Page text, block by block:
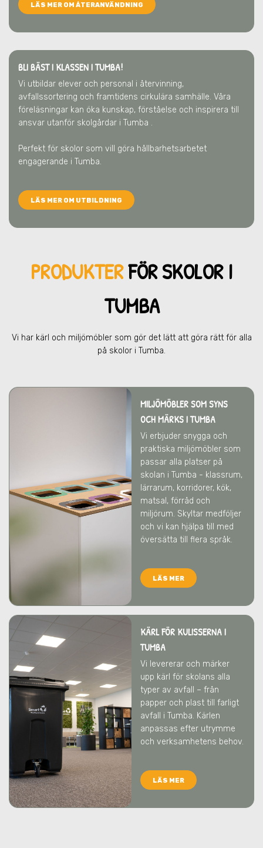
LÄS MER OM ÅTERANVÄNDNING
BLI BÄST I KLASSEN I TUMBA!
Vi utbildar elever och personal i återvinning,
avfallssortering och framtidens cirkulära samhälle. Våra
föreläsningar kan öka kunskap, förståelse och inspirera till
ansvar utanför skolgårdar i Tumba .
Perfekt för skolor som vill göra hållbarhetsarbetet
engagerande i Tumba.
LÄS MER OM UTBILDNING
PRODUKTERFÖR SKOLOR I
TUMBA
Vi har kärl och miljömöbler som gör det lätt att göra rätt för alla
på skolor i Tumba.
MILJÖMÖBLER SOM SYNS
OCH MÄRKSI TUMBA
Vi erbjuder snygga och
praktiska miljömöbler som
passar alla platser på
skolan i Tumba - klassrum,
lärrarum, korridorer, kök,
matsal, förråd och
miljörum. Skyltar medföljer
och vi kan hjälpa till med
översätta till flera språk.
LÄS MER
KÄRL FÖR KULISSERNA I
TUMBA
Vi levererar och märker
upp kärl för skolans alla
typer av avfall – från
papper och plast till farligt
avfall i Tumba. Kärlen
anpassas efter utrymme
och verksamhetens behov.
LÄS MER